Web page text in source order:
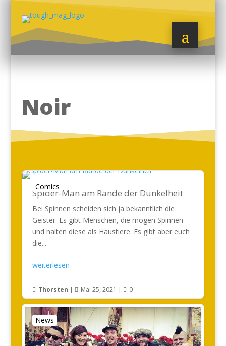
Noir
Comics
Spider-Man am Rande der Dunkelheit
Bei Spinnen scheiden sich ja bekanntlich die
Geister. Es gibt Menschen, die mögen Spinnen
und halten diese als Haustiere. Es gibt aber euch
die...
weiterlesen
 Thorsten |  Mai 25, 2021 |  0
News